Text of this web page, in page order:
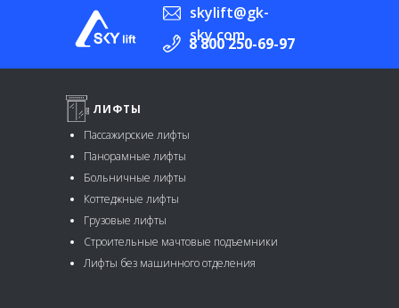
8 800 250-69-97
skylift@gk-
sky.com
ЛИФТЫ
Строительные мачтовые подъемники
Лифты без машинного отделения
Пассажирские лифты
Панорамные лифты
Больничные лифты
Коттеджные лифты
Грузовые лифты